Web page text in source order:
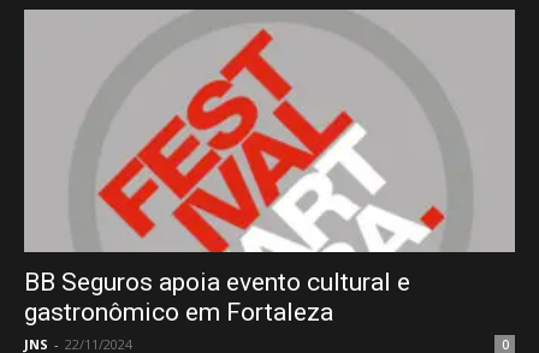
BB Seguros apoia evento cultural e
gastronômico em Fortaleza
JNS - 22/11/2024 0